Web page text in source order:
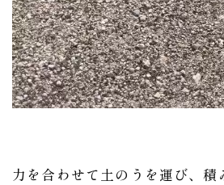
力を合わせて土のうを運び、